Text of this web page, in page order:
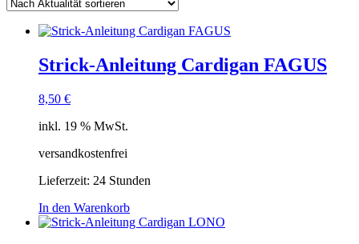
Strick-Anleitung Cardigan FAGUS
8,50 €
inkl. 19 % MwSt.
versandkostenfrei
Lieferzeit: 24 Stunden
In den Warenkorb